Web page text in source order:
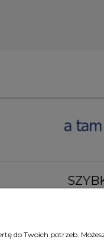
do Twoich potrzeb.